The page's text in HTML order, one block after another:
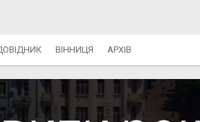
ВІННИЦЯ АРХІВ